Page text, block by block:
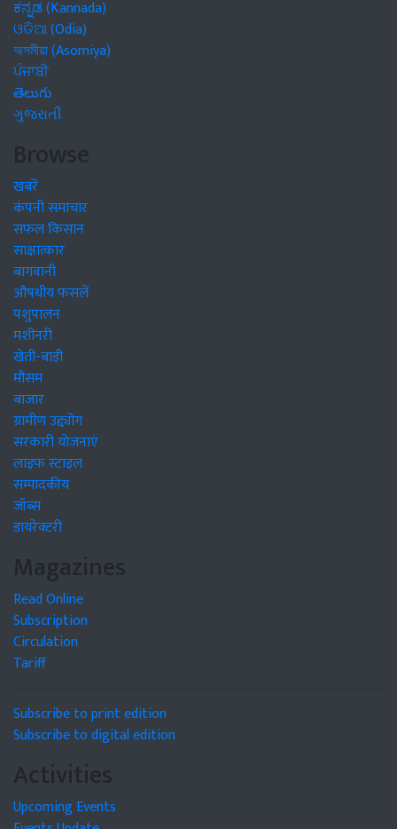
ಕನ್ನಡ (Kannada)
ଓଡିଆ (Odia)
অসমীয়া (Asomiya)
ਪੰਜਾਬੀ
తెలుగు
ગુજરાતી
Browse
खबरें
कंपनी समाचार
सफल किसान
साक्षात्कार
बागवानी
औषधीय फसलें
पशुपालन
मशीनरी
खेती-बाड़ी
मौसम
बाजार
ग्रामीण उद्द्योग
सरकारी योजनाएं
लाइफ स्टाइल
सम्पादकीय
जॉब्स
डायरेक्टरी
Magazines
Read Online
Subscription
Circulation
Tariff
Subscribe to print edition
Subscribe to digital edition
Activities
Upcoming Events